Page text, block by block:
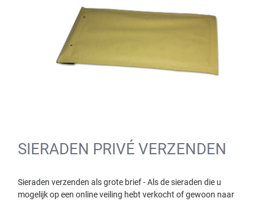
SIERADEN PRIVÉ VERZENDEN
Sieraden verzenden als grote brief - Als de sieraden die u
mogelijk op een online veiling hebt verkocht of gewoon naar